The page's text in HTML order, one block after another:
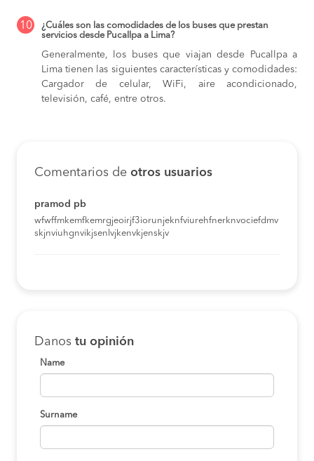
10
¿Cuáles son las comodidades de los buses que prestan
servicios desde Pucallpa a Lima?
Generalmente, los buses que viajan desde Pucallpa a
Lima tienen las siguientes características y comodidades:
Cargador de celular, WiFi, aire acondicionado,
televisión, café, entre otros.
Comentarios de otros usuarios
pramod pb
wfwffmkemfkemrgjeoirjf3iorunjeknfviurehfnerknvociefdmv
skjnviuhgnvikjsenlvjkenvkjenskjv
Danos tu opinión
Name
Surname